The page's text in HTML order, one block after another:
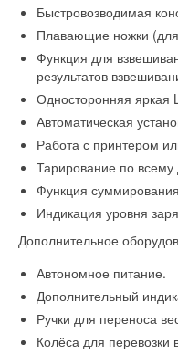
Быстровозводимая
Плавающие ножки
Функция для
результатов
Односторонняя яркая
Автоматическая
Работа с принтером
Тарирование по всему
Функция
Индикация уровня
Дополнительное
Автономное питание.
Дополнительный
Ручки для переноса
Колёса для перевозки